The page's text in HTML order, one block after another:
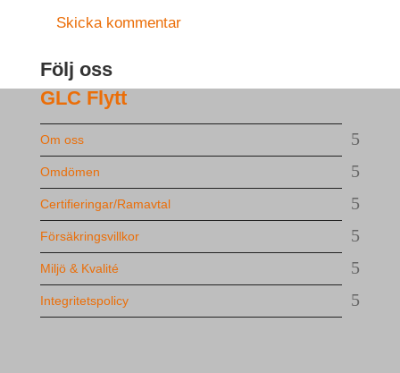
Följ oss
GLC Flytt
Om oss
Omdömen
Certifieringar/Ramavtal
Försäkringsvillkor
Miljö & Kvalité
Integritetspolicy